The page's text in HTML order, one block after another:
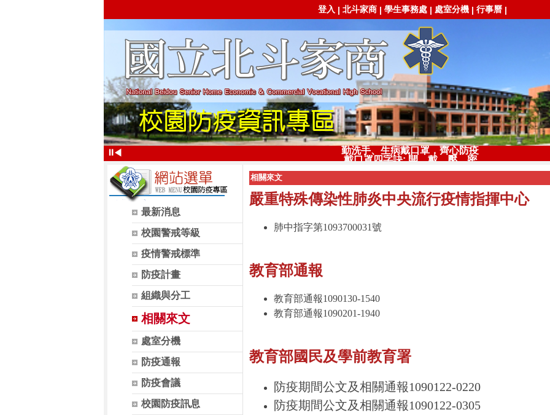
登入 | 北斗家商 | 學生事務處 | 處室分機 | 行事曆 |
⏸◀
勤洗手、生病戴口罩，齊心防疫
戴口罩四字訣: 開、戴、壓、密
最新消息
校園警戒等級
疫情警戒標準
防疫計畫
組織與分工
相關來文
處室分機
防疫通報
防疫會議
校園防疫訊息
相關來文
嚴重特殊傳染性肺炎中央流行疫情指揮中心
肺中指字第1093700031號
教育部通報
教育部通報1090130-1540
教育部通報1090201-1940
教育部國民及學前教育署
防疫期間公文及相關通報1090122-0220
防疫期間公文及相關通報1090122-0305